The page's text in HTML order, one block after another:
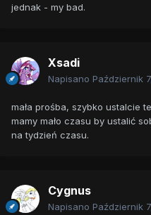
jednak - my bad.
Xsadi
Napisano Październik
mała prośba, szybko ustalcie
mamy mało czasu by ustalić
na tydzień czasu.
Cygnus
Napisano Październik